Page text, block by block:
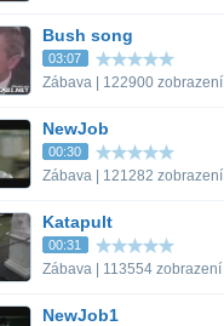
Bush song
03:07
Zábava | 122900 zobrazení
NewJob
00:30
Zábava | 121282 zobrazení
Katapult
00:31
Zábava | 113554 zobrazení
NewJob1